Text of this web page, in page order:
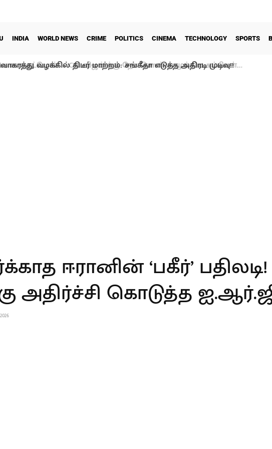
INDIA WORLD NEWS CRIME POLITICS CINEMA TECHNOLOGY SPORTS
வழக்கில் திடீர் மாற்றம்: சங்கீதா எடுத்த அதிரடி முடிவு!!
ஈரானின் ‘பகீர்’ பதிலடி!
அதிர்ச்சி கொடுத்த